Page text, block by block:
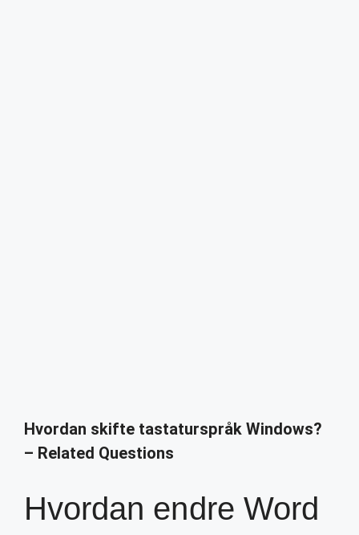
Hvordan skifte tastaturspråk Windows?
– Related Questions
Hvordan endre Word